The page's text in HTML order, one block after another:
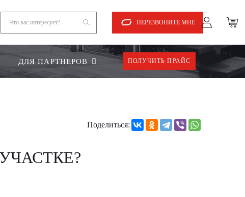
ПЕРЕЗВОНИТЕ МНЕ
ДЛЯ ПАРТНЕРОВ ПОЛУЧИТЬ ПРАЙС
Поделиться: